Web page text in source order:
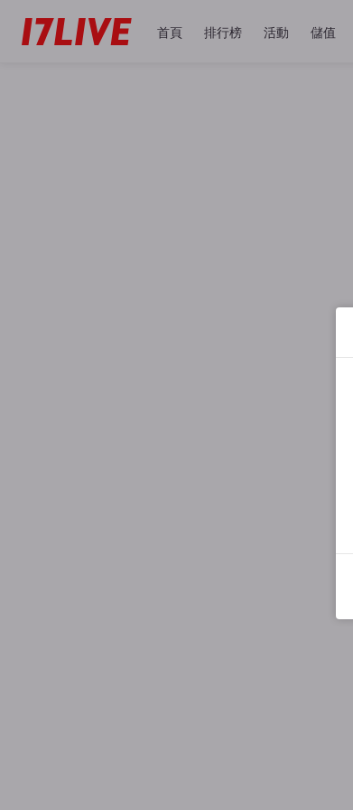
首頁 排行榜 活動 儲值